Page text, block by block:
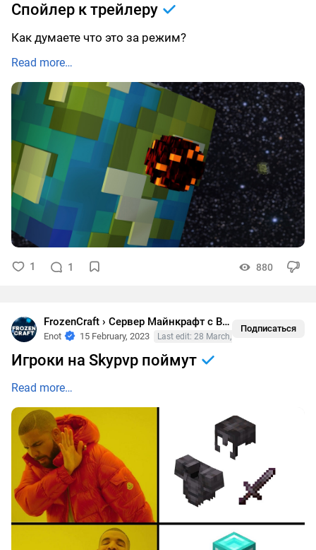
Спойлер к трейлеру
Как думаете что это за режим?
Read more…
1 1 880
FrozenCraft › Сервер Майнкрафт с Выживанием
Enot
15 February, 2023 Last edit: 28 March, 2023
Подписаться
Игроки на Skypvp поймут
Read more…